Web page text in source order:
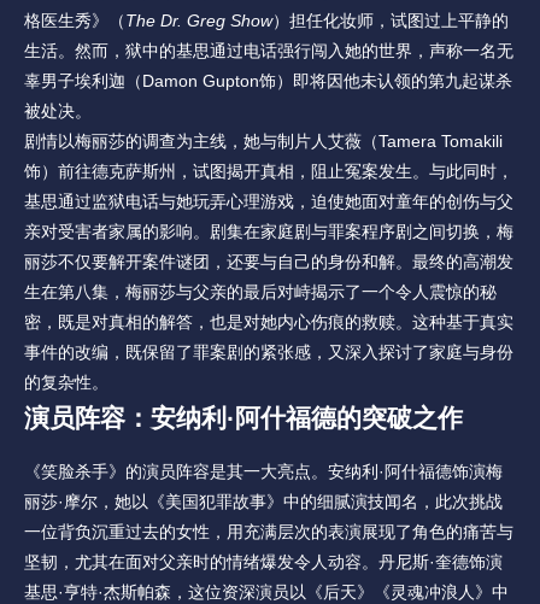
格医生秀》（The Dr. Greg Show）担任化妆师，试图过上平静的
生活。然而，狱中的基思通过电话强行闯入她的世界，声称一名无
辜男子埃利迦（Damon Gupton饰）即将因他未认领的第九起谋杀
被处决。
剧情以梅丽莎的调查为主线，她与制片人艾薇（Tamera Tomakili
饰）前往德克萨斯州，试图揭开真相，阻止冤案发生。与此同时，
基思通过监狱电话与她玩弄心理游戏，迫使她面对童年的创伤与父
亲对受害者家属的影响。剧集在家庭剧与罪案程序剧之间切换，梅
丽莎不仅要解开案件谜团，还要与自己的身份和解。最终的高潮发
生在第八集，梅丽莎与父亲的最后对峙揭示了一个令人震惊的秘
密，既是对真相的解答，也是对她内心伤痕的救赎。这种基于真实
事件的改编，既保留了罪案剧的紧张感，又深入探讨了家庭与身份
的复杂性。
演员阵容：安纳利·阿什福德的突破之作
《笑脸杀手》的演员阵容是其一大亮点。安纳利·阿什福德饰演梅
丽莎·摩尔，她以《美国犯罪故事》中的细腻演技闻名，此次挑战
一位背负沉重过去的女性，用充满层次的表演展现了角色的痛苦与
坚韧，尤其在面对父亲时的情绪爆发令人动容。丹尼斯·奎德饰演
基思·亨特·杰斯帕森，这位资深演员以《后天》《灵魂冲浪人》中